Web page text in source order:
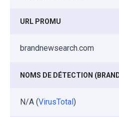
URL PROMU
brandnewsearch.com
NOMS DE DÉTECTION
N/A (VirusTotal )